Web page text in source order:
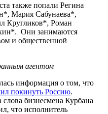
также попали Регина
Мария Сабунаева*,
Кругликов*, Роман
Они занимаются
и общественной
агентом
информация о том, что
покинуть Россию.
бизнесмена Курбана
что исполнитель